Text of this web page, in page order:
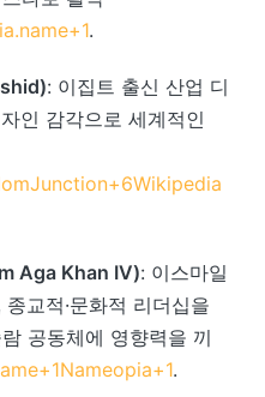
+1.
: 이집트 출신 산업 디
인 감각으로 세계적인
+6Wikipedia
Aga Khan IV): 이스마일
교적·문화적 리더십을
공동체에 영향력을 끼
+1Nameopia+1.